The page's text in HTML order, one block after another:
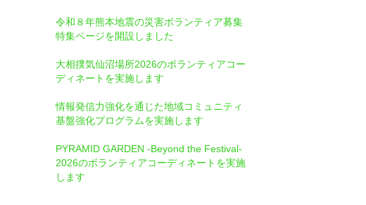
令和８年熊本地震の災害ボランティア募集
特集ページを開設しました
大相撲気仙沼場所2026のボランティアコー
ディネートを実施します
情報発信⼒強化を通じた地域コミュニティ
基盤強化プログラムを実施します
PYRAMID GARDEN -Beyond the Festival-
2026のボランティアコーディネートを実施
します